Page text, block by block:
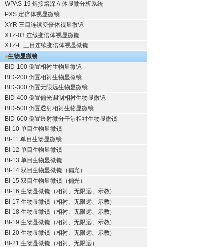
WPAS-19 焊接熔深立体显微分析系统
PXS 定倍体视显微镜
XYR 三目连续变倍体视显微镜
XTZ-03 连续变倍体视显微镜
XTZ-E 三目连续变倍体视显微镜
生物显微镜
BID-100 倒置相衬生物显微镜
BID-200 倒置相衬生物显微镜
BID-300 倒置无限远生物显微镜
BID-400 倒置偏光调制相衬生物显微镜
BID-500 倒置透射相衬生物显微镜
BID-600 倒置透射微分干涉相衬生物显微镜
BI-10 单目生物显微镜
BI-11 单目生物显微镜
BI-12 单目生物显微镜
BI-13 单目生物显微镜
BI-14 双目生物显微镜（偏光）
BI-15 双目生物显微镜（偏光）
BI-16 生物显微镜（相衬、无限远、示教）
BI-17 生物显微镜（相衬、无限远、示教）
BI-18 生物显微镜（相衬、无限远、示教）
BI-19 生物显微镜（相衬、无限远、示教）
BI-20 生物显微镜（相衬、无限远、示教）
BI-21 生物显微镜（相衬、无限远）